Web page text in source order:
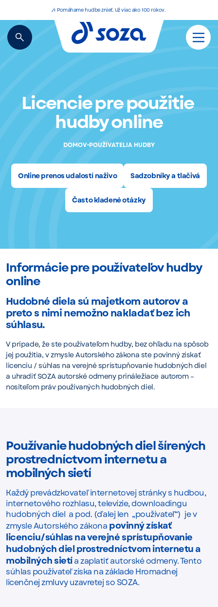
🎶 Pomáhame hudbe znieť. Už viac ako 100 rokov.
Licencie pre použitie
hudby online
DOMOV•POUŽÍVATELIA HUDBY
Online prenos udalostí naživo Sadzobníky a tlačivá
Často kladené otázky
Informácie pre používateľov hudby
online
Hudobné diela sú majetkom autorov a
preto s nimi nemožno nakladať bez ich
súhlasu.
V prípade, že ste používateľom hudby, bez ohľadu na spôsob
jej použitia, v zmysle Autorského zákona ste povinný získať
licenciu / súhlas na verejné sprístupňovanie hudobných diel
a uhradiť SOZA autorské odmeny prináležiace autorom –
nositeľom práv používaných hudobných diel.
Používanie hudobných diel šírených
prostredníctvom internetu a
mobilných sietí
Každý prevádzkovateľ internetovej stránky s hudbou,
internetového rozhlasu, televízie, downloadingu
hudobných diel a pod. (ďalej len „používateľ“) je v
zmysle Autorského zákona povinný získať
licenciu/súhlas na verejné sprístupňovanie
hudobných diel prostredníctvom internetu a
mobilných sietía zaplatiť autorské odmeny. Tento
súhlas používateľ získa na základe Hromadnej
licenčnej zmluvy uzavretej so SOZA.